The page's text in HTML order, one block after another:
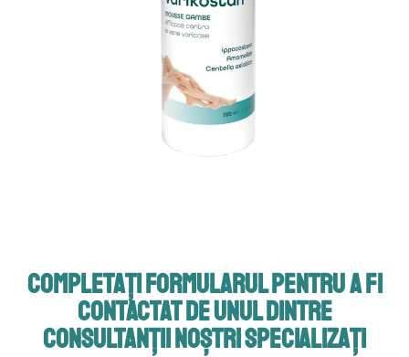
COMPLETAȚI FORMULARUL PENTRU A FI
CONTACTAT DE UNUL DINTRE
CONSULTANȚII NOȘTRI SPECIALIZAȚI